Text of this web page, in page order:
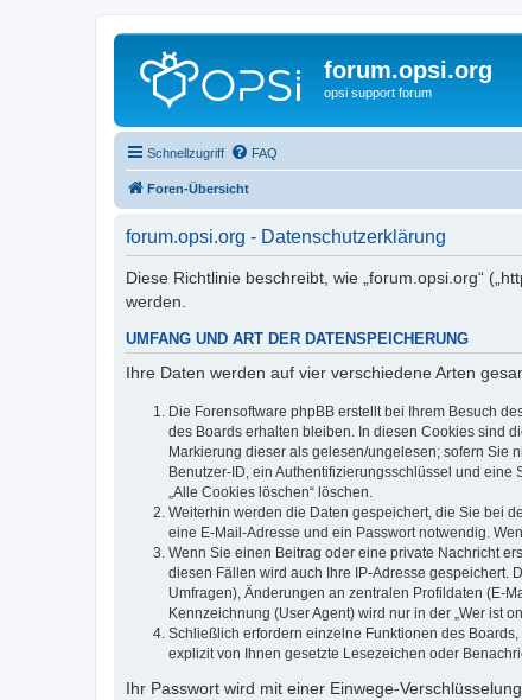
forum.opsi.org
opsi support forum
Schnellzugriff FAQ
Foren-Übersicht
forum.opsi.org - Datenschutzerklärung
Diese Richtlinie beschreibt, wie „forum.opsi.org“
werden.
UMFANG UND ART DER DATENSPEICHERUNG
Ihre Daten werden auf vier verschiedene Arten
Die Forensoftware phpBB erstellt bei Ihrem Besuch
des Boards erhalten bleiben. In diesen Cookies sind
Markierung dieser als gelesen/ungelesen; sofern Sie
Benutzer-ID, ein Authentifizierungsschlüssel und
„Alle Cookies löschen“ löschen.
Weiterhin werden die Daten gespeichert, die Sie bei
eine E-Mail-Adresse und ein Passwort notwendig.
Wenn Sie einen Beitrag oder eine private Nachricht
diesen Fällen wird auch Ihre IP-Adresse gespeichert.
Umfragen), Änderungen an zentralen Profildaten (E-
Kennzeichnung (User Agent) wird nur in der „Wer ist
Schließlich erfordern einzelne Funktionen des
explizit von Ihnen gesetzte Lesezeichen oder
Ihr Passwort wird mit einer Einwege-